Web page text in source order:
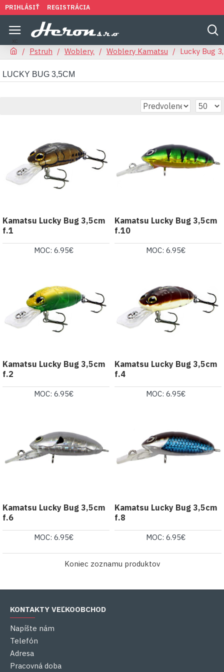
PRIHLÁSIŤ REGISTRÁCIA
Pstruh Woblery. Woblery Kamatsu Lucky Bug
LUCKY BUG 3,5CM
Kamatsu Lucky Bug 3,5cm
f.1
MOC: 6.95€
Kamatsu Lucky Bug 3,5cm
f.10
MOC: 6.95€
Kamatsu Lucky Bug 3,5cm
f.2
MOC: 6.95€
Kamatsu Lucky Bug 3,5cm
f.4
MOC: 6.95€
Kamatsu Lucky Bug 3,5cm
f.6
MOC: 6.95€
Kamatsu Lucky Bug 3,5cm
f.8
MOC: 6.95€
Koniec zoznamu produktov
KONTAKTY VEĽKOOBCHOD
Napíšte nám
Telefón
Adresa
Pracovná doba